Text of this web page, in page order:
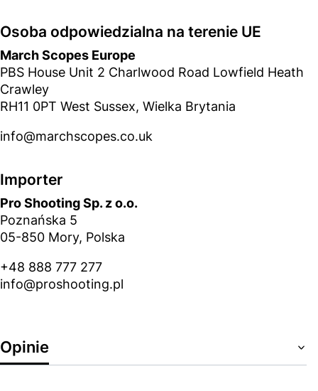
Osoba odpowiedzialna na terenie UE
March Scopes Europe
PBS House Unit 2 Charlwood Road Lowfield Heath
Crawley
RH11 0PT West Sussex, Wielka Brytania
info@marchscopes.co.uk
Importer
Pro Shooting Sp. z o.o.
Poznańska 5
05-850 Mory, Polska
+48 888 777 277
info@proshooting.pl
Opinie